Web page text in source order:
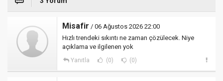
Misafir / 06 Ağustos 2026 22:00
Hızlı trendeki sıkıntı ne zaman çözülecek. Niye
açıklama ve ilgilenen yok
Yanıtla (0) (0)